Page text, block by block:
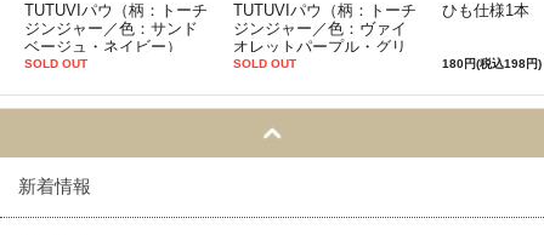
TUTUVIパウ（柄：トーチ
ジンジャー／色：サンド
ベージュ・ネイビー）
SOLD OUT
TUTUVIパウ（柄：トーチ
ジンジャー／色：ヴァイ
オレットパープル・グリ
ーン）
SOLD OUT
ひも仕様1本
180円(税込198円)
新着情報